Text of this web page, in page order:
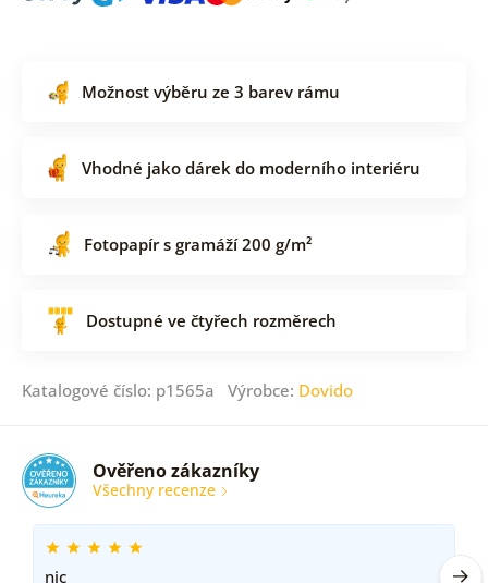
Možnost výběru ze 3 barev rámu
Vhodné jako dárek do moderního interiéru
Fotopapír s gramáží 200 g/m²
Dostupné ve čtyřech rozměrech
Katalogové číslo: p1565a Výrobce: Dovido
Ověřeno zákazníky
Všechny recenze
nic